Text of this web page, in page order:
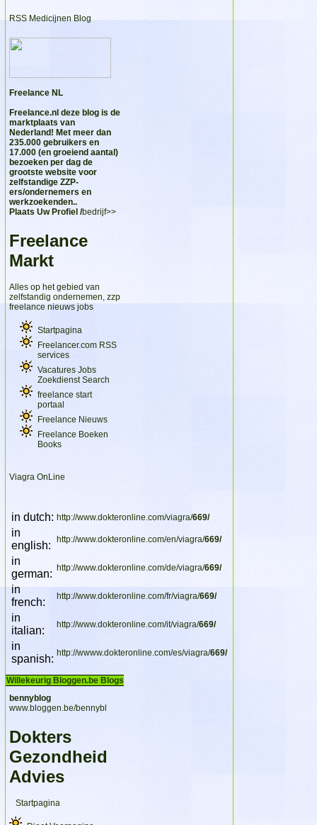
RSS Medicijnen Blog
Freelance NL
Freelance.nl deze blog is de
marktplaats van
Nederland! Met meer dan
235.000 gebruikers en
17.000 (en groeiend aantal)
bezoeken per dag de
grootste website voor
zelfstandige ZZP-
ers/ondernemers en
werkzoekenden..
Plaats Uw Profiel /bedrijf>>
Freelance
Markt
Alles op het gebied van
zelfstandig ondernemen, zzp
freelance nieuws jobs
Startpagina
Freelancer.com RSS
services
Vacatures Jobs
Zoekdienst Search
freelance start
portaal
Freelance Nieuws
Freelance Boeken
Books
Viagra OnLine
in dutch: http://www.dokteronline.com/viagra/669/
in
english:
http://www.dokteronline.com/en/viagra/669/
in
german: http://www.dokteronline.com/de/viagra/669/
in
french:
http://www.dokteronline.com/fr/viagra/669/
in
italian:
http://www.dokteronline.com/it/viagra/669/
in
spanish: http://wwww.dokteronline.com/es/viagra/669/
Willekeurig Bloggen.be Blogs
bennyblog
www.bloggen.be/bennybl
Dokters
Gezondheid
Advies
Startpagina